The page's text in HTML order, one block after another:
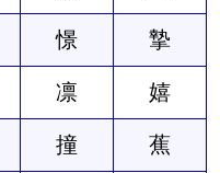
憬 摯
凛 嬉
撞 蕉